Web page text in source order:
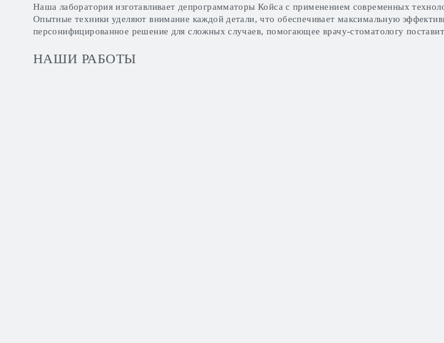
Наша лаборатория изготавливает депрограмматоры Койса с применением современных
Опытные техники уделяют внимание каждой детали, что обеспечивает максимальную
персонифицированное решение для сложных случаев, помогающее врачу-стоматологу
НАШИ РАБОТЫ